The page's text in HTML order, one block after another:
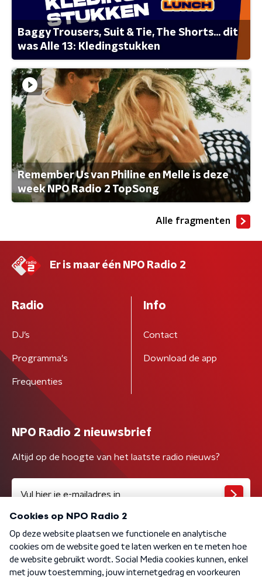
Baggy Trousers, Suit & Tie, The Shorts... dit
was Alle 13: Kledingstukken
Remember Us van Philine en Melle is deze
week NPO Radio 2 TopSong
Alle fragmenten
Er is maar één NPO Radio 2
Radio
DJ’s
Programma's
Frequenties
Info
Contact
Download de app
NPO Radio 2 nieuwsbrief
Altijd op de hoogte van het laatste radio nieuws?
Algemene voorwaarden